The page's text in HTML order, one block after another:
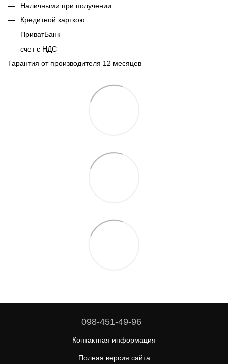
Наличными при получении
Кредитной карткою
ПриватБанк
счет с НДС
Гарантия от производителя 12 месяцев
098-451-49-96
Контактная информация
Полная версия сайта